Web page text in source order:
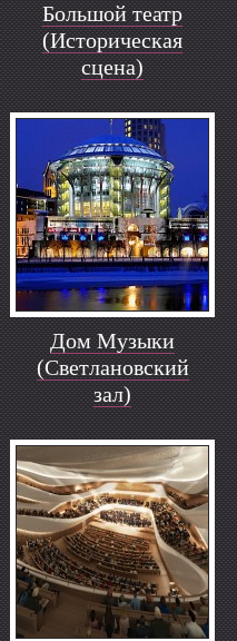
Большой театр
(Историческая
сцена)
Дом Музыки
(Светлановский
зал)